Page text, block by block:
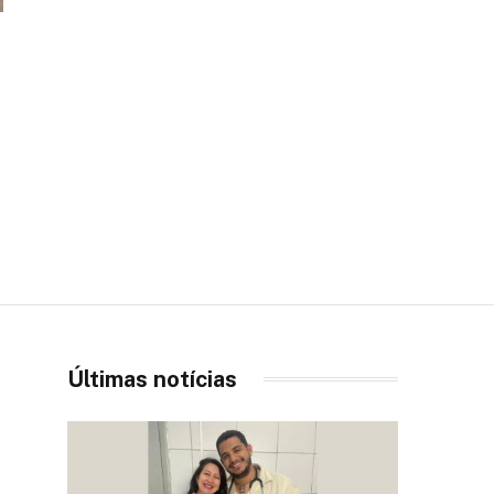
Últimas notícias